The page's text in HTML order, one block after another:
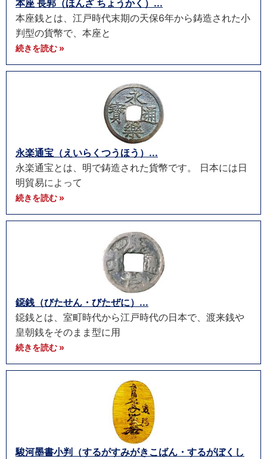
本座 長郭（ほんざ ちょうかく）...
本座銭とは、江戸時代末期の天保6年から鋳造された小
判型の貨幣で、本座と
続きを読む »
永楽通宝（えいらくつうほう）...
永楽通宝とは、明で鋳造された貨幣です。 日本には日
明貿易によって
続きを読む »
鐚銭（びたせん・びたぜに）...
鐚銭とは、室町時代から江戸時代の日本で、渡来銭や
皇朝銭をそのまま型に用
続きを読む »
駿河墨書小判（するがすみがきこばん・するがぼくし